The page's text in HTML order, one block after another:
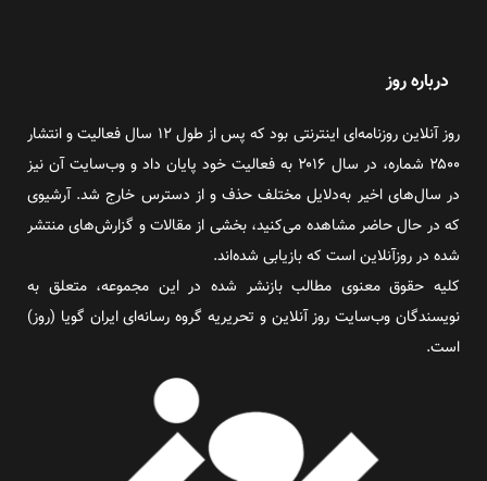
درباره روز
روز آنلاین روزنامه‌ای اینترنتی بود که پس از طول ۱۲ سال فعالیت و انتشار
۲۵۰۰ شماره، در سال ۲۰۱۶ به فعالیت خود پایان داد و وب‌سایت آن نیز
در سال‌های اخیر به‌دلایل مختلف حذف و از دسترس خارج شد. آرشیوی
که در حال حاضر مشاهده می‌کنید، بخشی از مقالات و گزارش‌های منتشر
شده در روزآنلاین است که بازیابی شده‌اند.
کلیه حقوق معنوی مطالب بازنشر شده در این مجموعه، متعلق به
نویسندگان وب‌سایت روز آنلاین و تحریریه گروه رسانه‌ای ایران گویا (روز)
است.